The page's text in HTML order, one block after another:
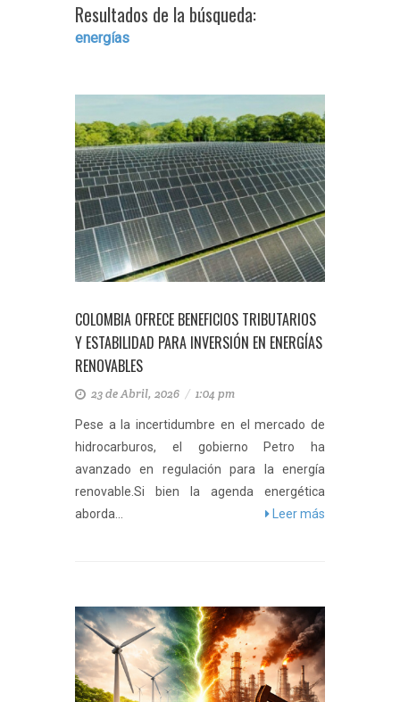
Resultados de la búsqueda:
energías
COLOMBIA OFRECE BENEFICIOS TRIBUTARIOS
Y ESTABILIDAD PARA INVERSIÓN EN ENERGÍAS
RENOVABLES
23 de Abril, 2026 / 1:04 pm
Pese a la incertidumbre en el mercado de
hidrocarburos, el gobierno Petro ha
avanzado en regulación para la energía
renovable.Si bien la agenda energética
aborda...
Leer más